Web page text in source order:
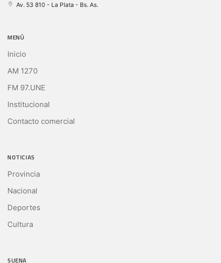
Av. 53 810 - La Plata - Bs. As.
MENÚ
Inicio
AM 1270
FM 97.UNE
Institucional
Contacto comercial
NOTICIAS
Provincia
Nacional
Deportes
Cultura
SUENA